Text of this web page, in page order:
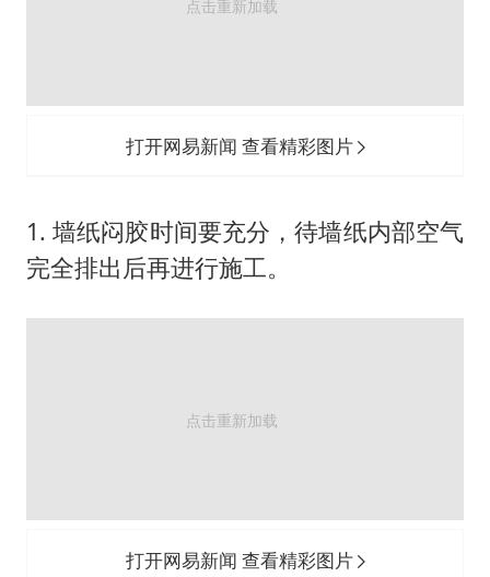
打开网易新闻 查看精彩图片
1. 墙纸闷胶时间要充分，待墙纸内部空气
完全排出后再进行施工。
打开网易新闻 查看精彩图片